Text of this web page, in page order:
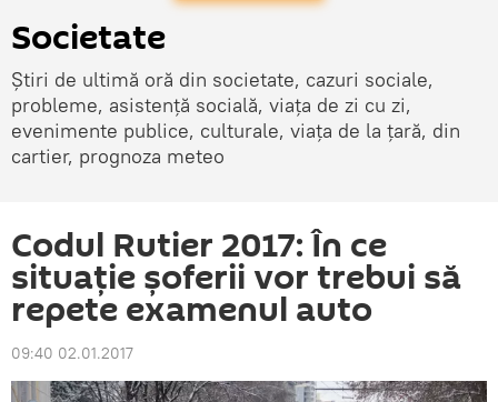
Societate
Știri de ultimă oră din societate, cazuri sociale,
probleme, asistență socială, viața de zi cu zi,
evenimente publice, culturale, viața de la țară, din
cartier, prognoza meteo
Codul Rutier 2017: În ce
situaţie şoferii vor trebui să
repete examenul auto
09:40 02.01.2017